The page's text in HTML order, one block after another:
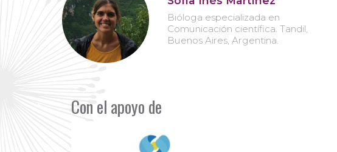
Bióloga especializada en
Comunicación científica. Tandil,
Buenos Aires, Argentina.
Con el apoyo de